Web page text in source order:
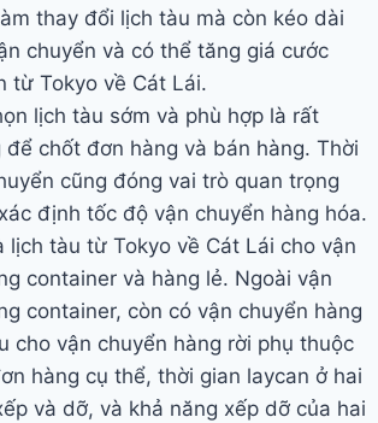
thay đổi lịch tàu mà còn kéo dài
chuyển và có thể tăng giá cước
từ Tokyo về Cát Lái.
lịch tàu sớm và phù hợp là rất
để chốt đơn hàng và bán hàng. Thời
cũng đóng vai trò quan trọng
định tốc độ vận chuyển hàng hóa.
lịch tàu từ Tokyo về Cát Lái cho vận
container và hàng lẻ. Ngoài vận
container, còn có vận chuyển hàng
cho vận chuyển hàng rời phụ thuộc
hàng cụ thể, thời gian laycan ở hai
và dỡ, và khả năng xếp dỡ của hai